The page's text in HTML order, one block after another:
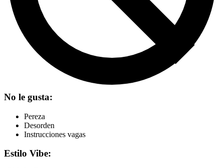
No le gusta:
Pereza
Desorden
Instrucciones vagas
Estilo Vibe: